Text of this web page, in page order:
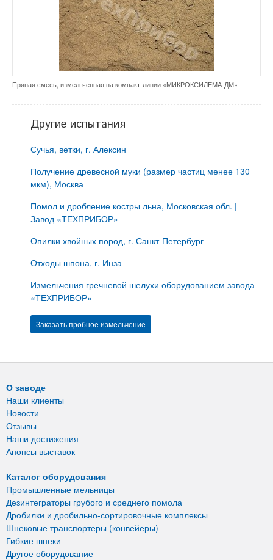
Пряная смесь, измельченная на компакт-линии «МИКРОКСИЛЕМА-ДМ»
Другие испытания
Сучья, ветки, г. Алексин
Получение древесной муки (размер частиц менее 130
мкм), Москва
Помол и дробление костры льна, Московская обл. |
Завод «ТЕХПРИБОР»
Опилки хвойных пород, г. Санкт-Петербург
Отходы шпона, г. Инза
Измельчения гречневой шелухи оборудованием завода
«ТЕХПРИБОР»
Заказать пробное измельчение
О заводе
Наши клиенты
Новости
Отзывы
Наши достижения
Анонсы выставок
Каталог оборудования
Промышленные мельницы
Дезинтеграторы грубого и среднего помола
Дробилки и дробильно-сортировочные комплексы
Шнековые транспортеры (конвейеры)
Гибкие шнеки
Другое оборудование